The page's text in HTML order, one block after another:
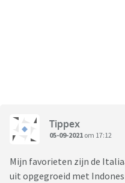
Tippex
05-09-2021 om 17:12
Mijn favorieten zijn de
uit opgegroeid met